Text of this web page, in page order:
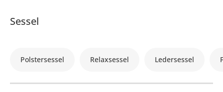
Sessel
Polstersessel Relaxsessel Ledersessel